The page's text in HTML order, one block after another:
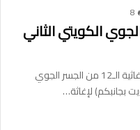
8
من الجسر الجوي الكويتي الثاني
كونا – أقلعت صباح اليوم الثلاثاء الطائرة الإغاثية الـ12 من الجسر الجوي
بجانبكم) لإغاثة…